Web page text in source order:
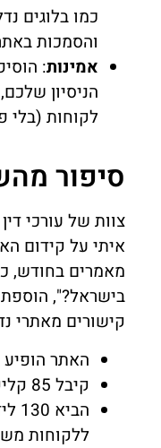
כמו בלוגים
והסמכות
אמינות:
הניסיון
לקוחות (בלי
סיפור
צוות של עורכי
מאמרים בחודש,
קישורים מאתרי נדל"ן.
האתר הופיע
קיבל 85 קליקים ביום מתנועה אורגנית.
ללקוחות